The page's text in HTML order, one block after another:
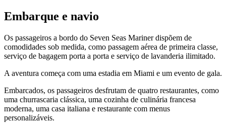
Embarque e navio
Os passageiros a bordo do Seven Seas Mariner dispõem de
comodidades sob medida, como passagem aérea de primeira classe,
serviço de bagagem porta a porta e serviço de lavanderia ilimitado.
A aventura começa com uma estadia em Miami e um evento de gala.
Embarcados, os passageiros desfrutam de quatro restaurantes, como
uma churrascaria clássica, uma cozinha de culinária francesa
moderna, uma casa italiana e restaurante com menus
personalizáveis.